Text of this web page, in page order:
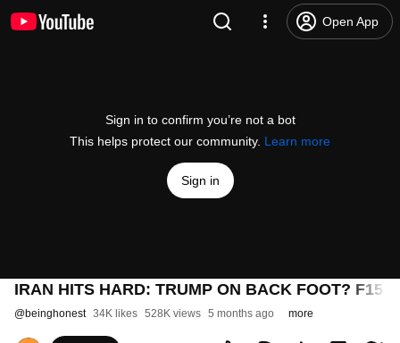
Open App
Sign in to confirm you’re not a bot
This helps protect our community. Learn more
Sign in
IRAN HITS HARD: TRUMP ON BACK FOOT? F15
@beinghonest 34K likes 528K views 5 months ago more